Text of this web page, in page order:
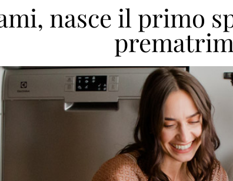
nasce il primo